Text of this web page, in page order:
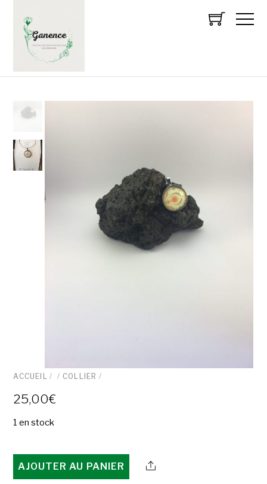
ACCUEIL/ / COLLIER /
25,00€
1 en stock
quantité
de
AJOUTER AU PANIER